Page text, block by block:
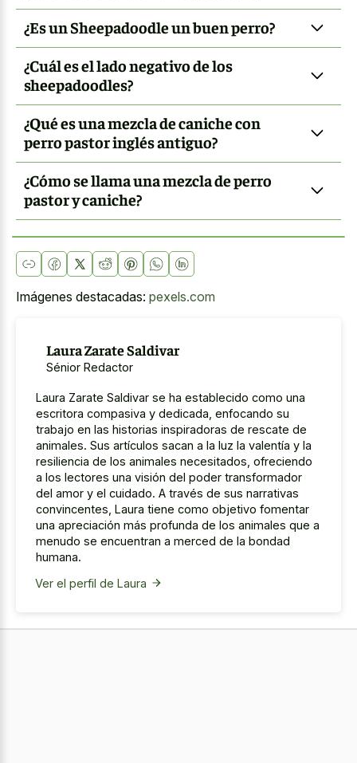
¿Es un Sheepadoodle un buen perro?
¿Cuál es el lado negativo de los
sheepadoodles?
¿Qué es una mezcla de caniche con
perro pastor inglés antiguo?
¿Cómo se llama una mezcla de perro
pastor y caniche?
Imágenes destacadas: pexels.com
Laura Zarate Saldivar
Sénior Redactor
Laura Zarate Saldivar se ha establecido como una
escritora compasiva y dedicada, enfocando su
trabajo en las historias inspiradoras de rescate de
animales. Sus artículos sacan a la luz la valentía y la
resiliencia de los animales necesitados, ofreciendo
a los lectores una visión del poder transformador
del amor y el cuidado. A través de sus narrativas
convincentes, Laura tiene como objetivo fomentar
una apreciación más profunda de los animales que a
menudo se encuentran a merced de la bondad
humana.
Ver el perfil de Laura